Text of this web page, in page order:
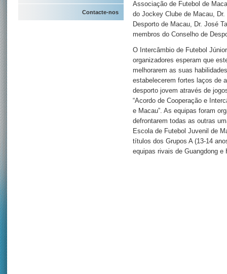
Contacte-nos
Associação de Futebol de
do Jockey Clube de Macau,
Desporto de Macau, Dr. José
membros do Conselho de
O Intercâmbio de Futebol
organizadores esperam que
melhorarem as suas
estabelecerem fortes laços de
desporto jovem através de
“Acordo de Cooperação e
e Macau”. As equipas foram
defrontarem todas as outras
Escola de Futebol Juvenil de
títulos dos Grupos A (13-14
equipas rivais de Guangdong e